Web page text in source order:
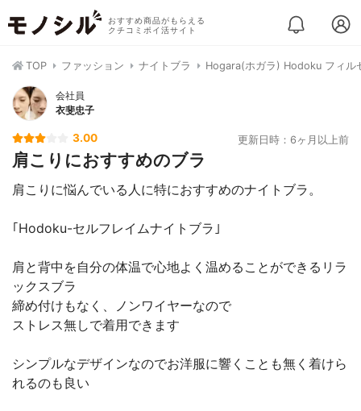
おすすめ商品がもらえる
クチコミポイ活サイト
TOP ファッション ナイトブラ Hogara(ホガラ) Hodoku フィル
会社員
衣斐忠子
3.00 更新日時：6ヶ月以上前
肩こりにおすすめのブラ
肩こりに悩んでいる人に特におすすめのナイトブラ。
｢Hodoku-セルフレイムナイトブラ｣
肩と背中を自分の体温で心地よく温めることができるリラ
ックスブラ
締め付けもなく、ノンワイヤーなので
ストレス無しで着用できます
シンプルなデザインなのでお洋服に響くことも無く着けら
れるのも良い